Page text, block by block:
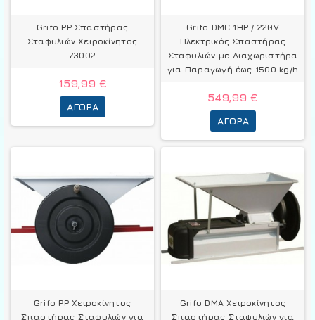
Grifo PP Σπαστήρας
Σταφυλιών Χειροκίνητος
73002
159,99 €
ΑΓΟΡΆ
Grifo DMC 1HP / 220V
Ηλεκτρικός Σπαστήρας
Σταφυλιών με Διαχωριστήρα
για Παραγωγή έως 1500 kg/h
549,99 €
ΑΓΟΡΆ
Grifo PP Χειροκίνητος
Σπαστήρας Σταφυλιών για
Grifo DMA Χειροκίνητος
Σπαστήρας Σταφυλιών για